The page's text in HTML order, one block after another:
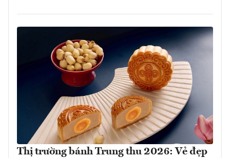
Thị trường bánh Trung thu 2026: Vẻ đẹp